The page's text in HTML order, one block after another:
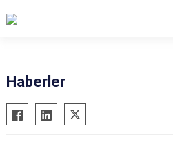
Abana
Ağlı
Haberler